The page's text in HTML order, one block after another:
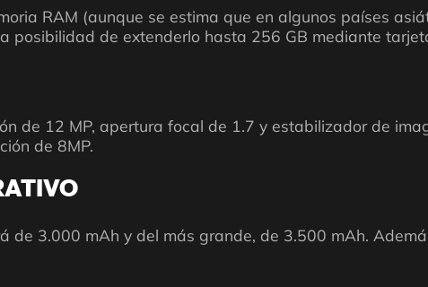
RAM (aunque se estima que en algunos países
posibilidad de extenderlo hasta 256 GB mediante
de 12 MP, apertura focal de 1.7 y estabilizador de
de 8MP.
de 3.000 mAh y del más grande, de 3.500 mAh.